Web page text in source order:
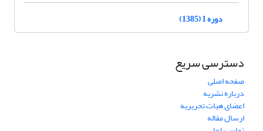
دوره 1 (1385)
دسترسی سریع
صفحه اصلی
درباره نشریه
اعضای هیات تحریریه
ارسال مقاله